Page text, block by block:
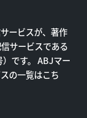
ービスが、著作
サービスである
です。 ABJマー
の一覧はこち